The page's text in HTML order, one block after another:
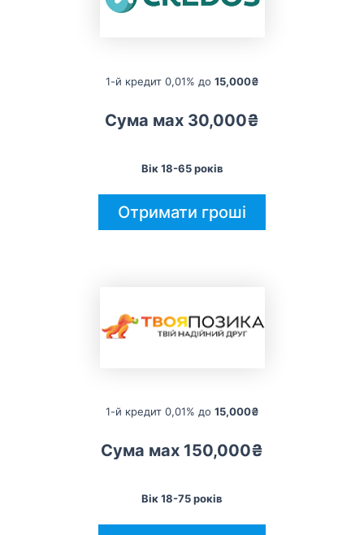
1-й кредит 0,01% до 15,000₴
Сума мах 30,000₴
Вік 18-65 років
Отримати гроші
1-й кредит 0,01% до 15,000₴
Сума мах 150,000₴
Вік 18-75 років